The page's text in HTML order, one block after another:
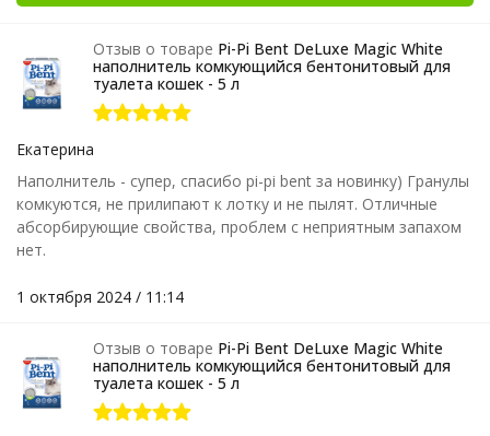
Отзыв о товаре Pi-Pi Bent DeLuxe Magic White
наполнитель комкующийся бентонитовый для
туалета кошек - 5 л
Екатерина
Наполнитель - супер, спасибо pi-pi bent за новинку) Гранулы
комкуются, не прилипают к лотку и не пылят. Отличные
абсорбирующие свойства, проблем с неприятным запахом
нет.
1 октября 2024 / 11:14
Отзыв о товаре Pi-Pi Bent DeLuxe Magic White
наполнитель комкующийся бентонитовый для
туалета кошек - 5 л